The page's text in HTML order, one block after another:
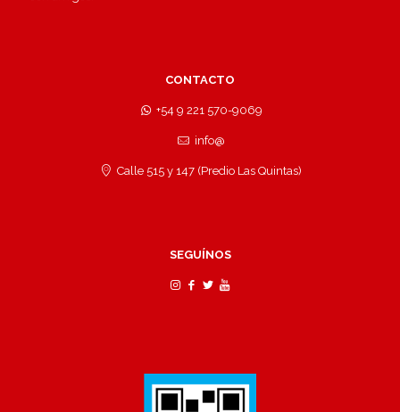
CONTACTO
+54 9 221 570-9069
info@
Calle 515 y 147 (Predio Las Quintas)
SEGUÍNOS